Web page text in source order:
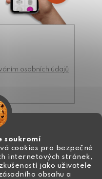
soukromí
cookies pro bezpečné
internetových stránek,
jako uživatele
obsahu a
osobních údajů